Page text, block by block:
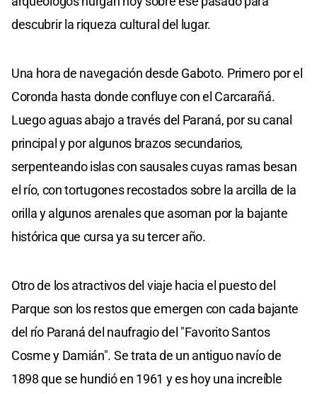
descubrir la riqueza cultural del lugar.
Una hora de navegación desde Gaboto. Primero por el
Coronda hasta donde confluye con el Carcarañá.
Luego aguas abajo a través del Paraná, por su canal
principal y por algunos brazos secundarios,
serpenteando islas con sausales cuyas ramas besan
el río, con tortugones recostados sobre la arcilla de la
orilla y algunos arenales que asoman por la bajante
histórica que cursa ya su tercer año.
Otro de los atractivos del viaje hacia el puesto del
Parque son los restos que emergen con cada bajante
del río Paraná del naufragio del "Favorito Santos
Cosme y Damián". Se trata de un antiguo navío de
1898 que se hundió en 1961 y es hoy una increíble